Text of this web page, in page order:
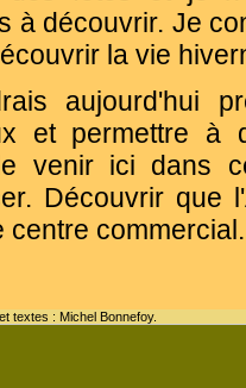
à découvrir. Je
la vie
aujourd'hui
et permettre à
venir ici dans
Découvrir que
centre commercial.
textes : Michel Bonnefoy.